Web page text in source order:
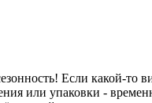
Если какой-то
или упаковки -